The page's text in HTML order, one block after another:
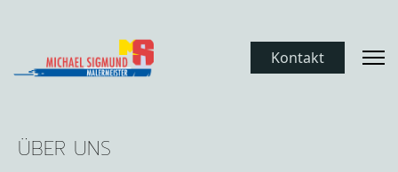
Kontakt
ÜBER UNS